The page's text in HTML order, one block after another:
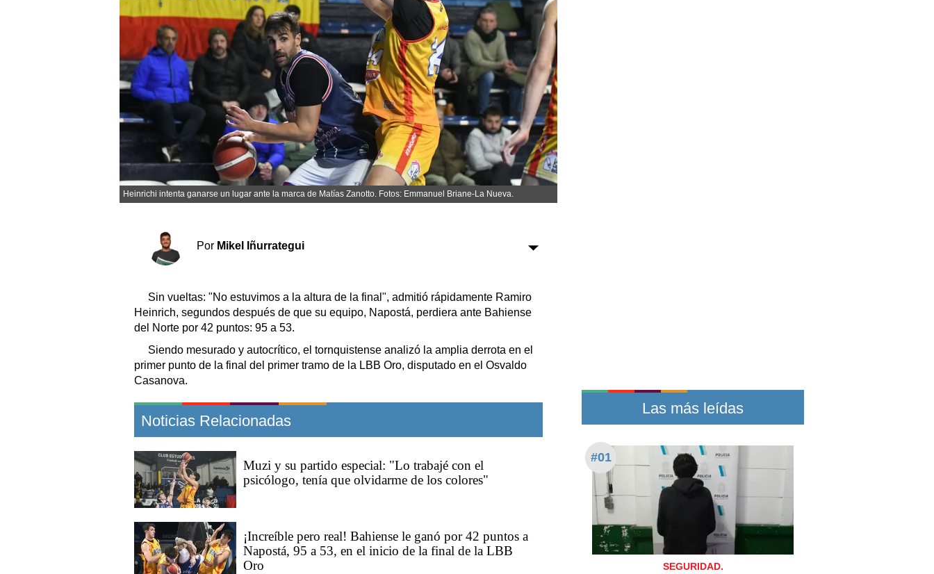
Espacio empresas
Sociedad y tiempo libre
Sociedad
Tecnología
Turismo
Salud
Es viral
El tiempo
Fúnebres
Clasificados
Horóscopo
Suplementos
Fúnebres
Edictos
Heinrichi intenta ganarse un lugar ante la marca de Matías Zanotto. Fotos: Emmanuel Briane-La Nueva.
Por Mikel Iñurrategui
Sin vueltas: "No estuvimos a la altura de la final", admitió rápidamente Ramiro
Heinrich, segundos después de que su equipo, Napostá, perdiera ante Bahiense
del Norte por 42 puntos: 95 a 53.
Siendo mesurado y autocrítico, el tornquistense analizó la amplia derrota en el
primer punto de la final del primer tramo de la LBB Oro, disputado en el Osvaldo
Casanova.
Noticias Relacionadas
Muzi y su partido especial: "Lo trabajé con el
psicólogo, tenía que olvidarme de los colores"
¡Increíble pero real! Bahiense le ganó por 42 puntos a
Napostá, 95 a 53, en el inicio de la final de la LBB
Oro
Las más leídas
#01
SEGURIDAD.